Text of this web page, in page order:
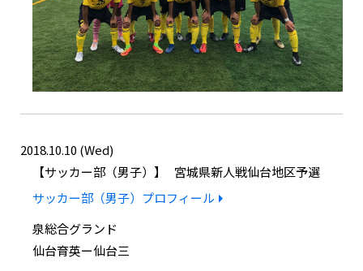
2018.10.10 (Wed)
サッカー部（男子）
宮城県新人戦仙台地区予選
サッカー部（男子）プロフィール
泉総合グランド
仙台育英ー仙台三